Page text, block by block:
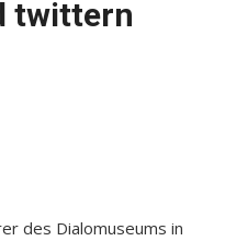
twittern
des Dialomuseums in